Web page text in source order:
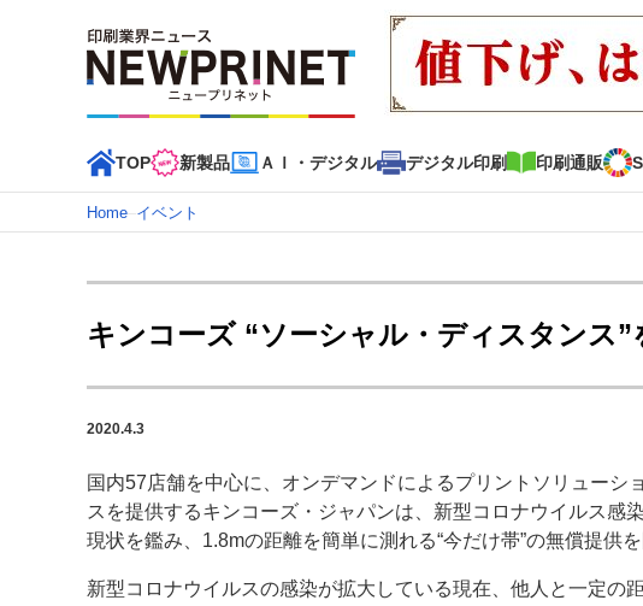
TOP 新製品 ＡＩ・デジタル デジタル印刷 印刷通販
インデックス
TOP 新着記事 特集記事 動画コンテンツ インタビ
カテゴリー一覧
新商品 新製品 ＡＩ・デジタル デジタル印刷 印刷通販 SDGs
特集記事カテゴリー一覧
特集・デジタル印刷 アイデアで勝負！ ～多様なビジネス・多彩な商材～
特集・デジタル印刷 ～ 新成長軌道を描く
案内
Home–イベント
キンコーズ “ソーシャル・ディスタンス
2020.4.3
国内57店舗を中心に、オンデマンドによるプリントソリューシ
スを提供するキンコーズ・ジャパンは、新型コロナウイルス感
現状を鑑み、1.8mの距離を簡単に測れる“今だけ帯”の無償提供を
新型コロナウイルスの感染が拡大している現在、他人と一定の